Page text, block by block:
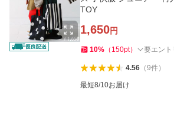
TOY
1,650円
10% （ 150pt） 要エント
4.56（9件）
最短8/10お届け